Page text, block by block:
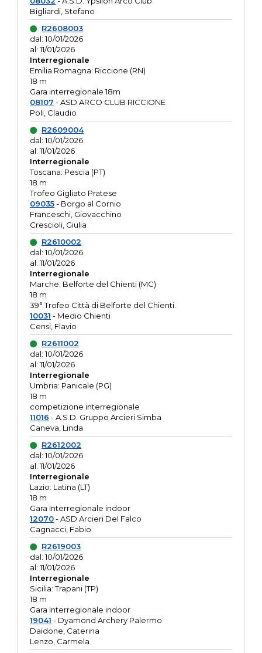
Bigliardi, Stefano
R2608003
dal: 10/01/2026
al: 11/01/2026
Interregionale
Emilia Romagna: Riccione (RN)
18 m
Gara interregionale 18m
08107 - ASD ARCO CLUB RICCIONE
Poli, Claudio
R2609004
dal: 10/01/2026
al: 11/01/2026
Interregionale
Toscana: Pescia (PT)
18 m
Trofeo Gigliato Pratese
09035- Borgo al Cornio
Franceschi, Giovacchino
Crescioli, Giulia
R2610002
dal: 10/01/2026
al: 11/01/2026
Interregionale
Marche: Belforte del Chienti (MC)
18 m
39° Trofeo Città di Belforte del Chienti.
10031 - Medio Chienti
Censi, Flavio
R2611002
dal: 10/01/2026
al: 11/01/2026
Interregionale
Umbria: Panicale (PG)
18 m
competizione interregionale
11016 - A.S.D. Gruppo Arcieri Simba
Caneva, Linda
R2612002
dal: 10/01/2026
al: 11/01/2026
Interregionale
Lazio: Latina (LT)
18 m
Gara Interregionale indoor
12070- ASD Arcieri Del Falco
Cagnacci, Fabio
R2619003
dal: 10/01/2026
al: 11/01/2026
Interregionale
Sicilia: Trapani (TP)
18 m
Gara Interregionale indoor
19041 - Dyamond Archery Palermo
Daidone, Caterina
Lenzo, Carmela